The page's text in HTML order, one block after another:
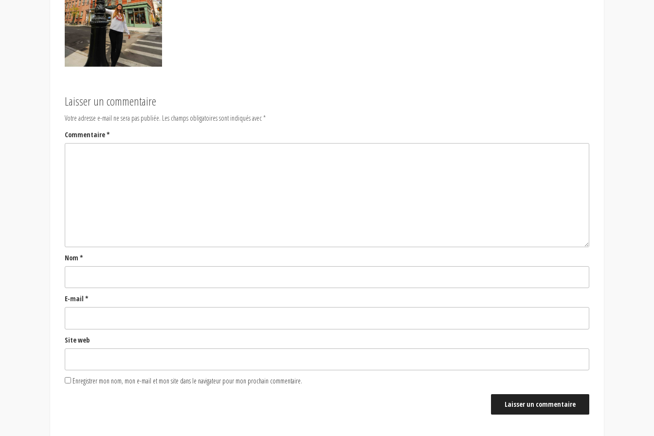
Laisser un commentaire
Votre adresse e-mail ne sera pas publiée. Les champs obligatoires sont indiqués avec*
Commentaire*
Nom *
E-mail *
Site web
Enregistrer mon nom, mon e-mail et mon site dans le navigateur pour mon prochain commentaire.